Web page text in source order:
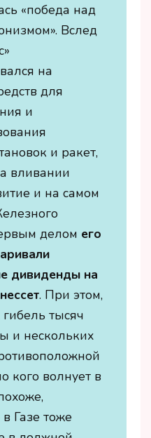
«победа над
Вслед
на
для
и
и ракет,
вливании
и на самом
делом его
дивиденды на
. При этом,
тысяч
и нескольких
кого волнует в
Газе тоже